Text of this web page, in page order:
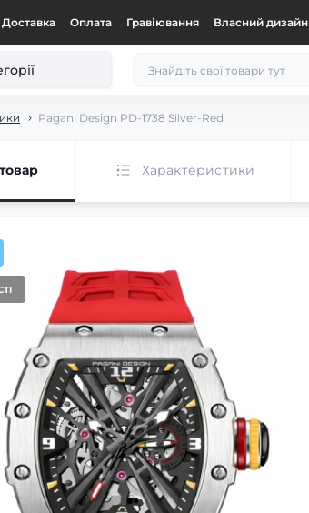
Доставка Оплата Гравіювання Власний дизайн
Pagani Design PD-1738 Silver-Red
Характеристики